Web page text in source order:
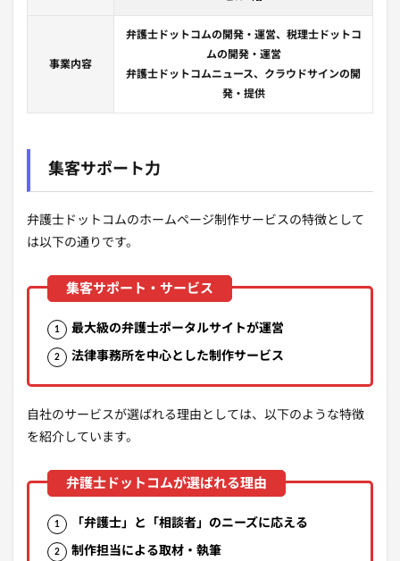
事業内容
弁護士ドットコムの開発・運営、税理士ドットコ
ムの開発・運営
弁護士ドットコムニュース、クラウドサインの開
発・提供
集客サポート力
弁護士ドットコムのホームページ制作サービスの特徴として
は以下の通りです。
最大級の弁護士ポータルサイトが運営
法律事務所を中心とした制作サービス
自社のサービスが選ばれる理由としては、以下のような特徴
を紹介しています。
「弁護士」と「相談者」のニーズに応える
制作担当による取材・執筆